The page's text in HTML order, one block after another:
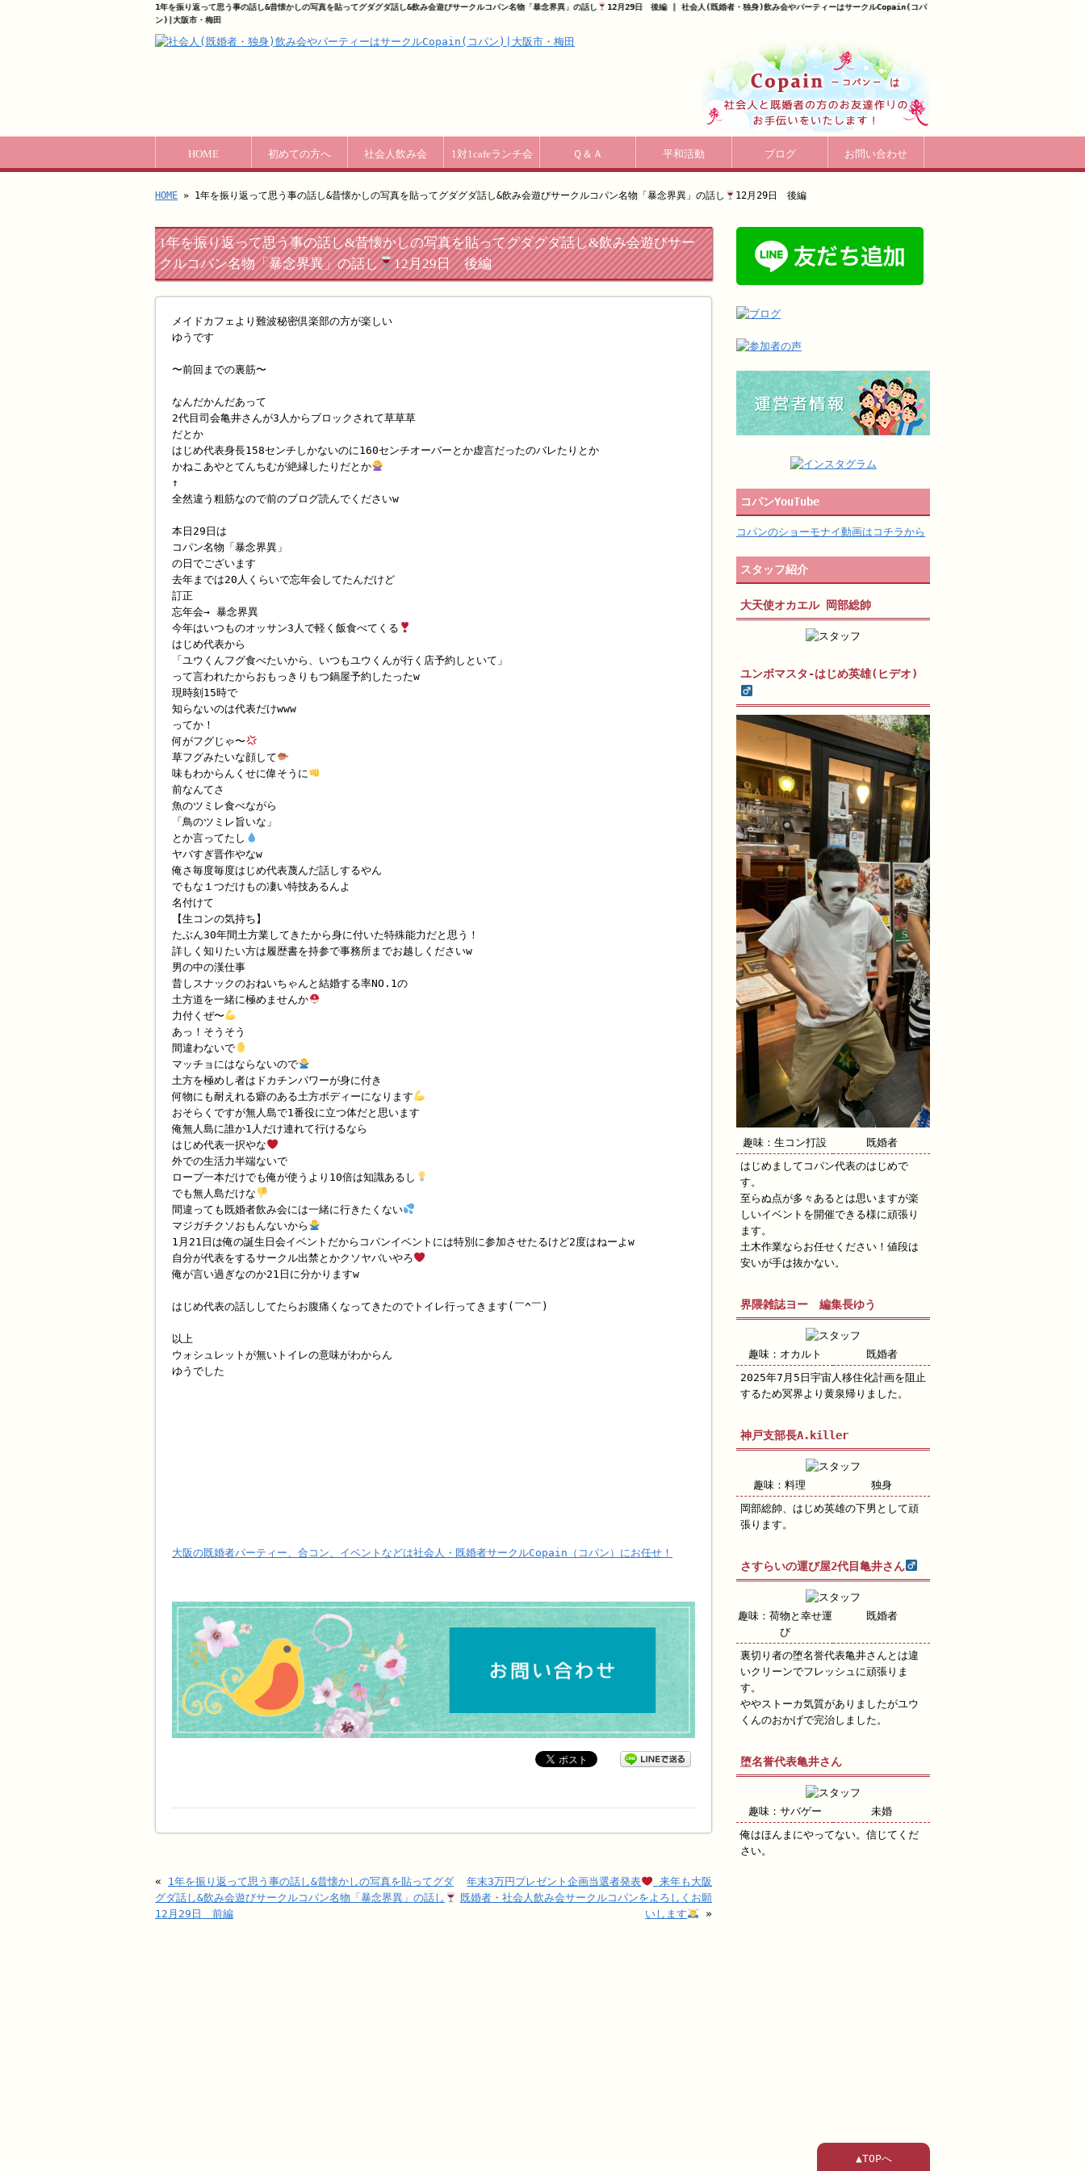
1年を振り返って思う事の話し&昔懐かしの写真を貼ってグダグダ話し&飲み会遊びサークルコパン名物「暴念界異」の話し
12月29日 後編 | 社会人(既婚者・独身)飲み会やパーティーはサークルCopain(コパ
ン)|大阪市・梅田
HOME 初めての方へ 社会人飲み会 1対1cafeランチ会 Ｑ＆Ａ 平和活動 ブログ お問い合わせ
HOME » 1年を振り返って思う事の話し&昔懐かしの写真を貼ってグダグダ話し&飲み会遊びサークルコパン名物「暴念界異」の話し 12月29日 後編
1年を振り返って思う事の話し&昔懐かしの写真を貼ってグダグダ話し&飲み会遊びサー
クルコパン名物「暴念界異」の話し
12月29日 後編
メイドカフェより難波秘密倶楽部の方が楽しい
ゆうです
〜前回までの裏筋〜
なんだかんだあって
2代目司会亀井さんが3人からブロックされて草草草
だとか
はじめ代表身長158センチしかないのに160センチオーバーとか虚言だったのバレたりとか
かねこあやとてんちむが絶縁したりだとか
↑
全然違う粗筋なので前のブログ読んでくださいw
本日29日は
コパン名物「暴念界異」
の日でございます
去年までは20人くらいで忘年会してたんだけど
訂正
忘年会→ 暴念界異
今年はいつものオッサン3人で軽く飯食べてくる
はじめ代表から
「ユウくんフグ食べたいから、いつもユウくんが行く店予約しといて」
って言われたからおもっきりもつ鍋屋予約したったw
現時刻15時で
知らないのは代表だけwww
ってか！
何がフグじゃ〜
草フグみたいな顔して
味もわからんくせに偉そうに
前なんてさ
魚のツミレ食べながら
「鳥のツミレ旨いな」
とか言ってたし
ヤバすぎ晋作やなw
俺さ毎度毎度はじめ代表蔑んだ話しするやん
でもな１つだけもの凄い特技あるんよ
名付けて
【生コンの気持ち】
たぶん30年間土方業してきたから身に付いた特殊能力だと思う！
詳しく知りたい方は履歴書を持参で事務所までお越しくださいw
男の中の漢仕事
昔しスナックのおねいちゃんと結婚する率NO.1の
土方道を一緒に極めませんか
力付くぜ〜
あっ！そうそう
間違わないで
マッチョにはならないので
土方を極めし者はドカチンパワーが身に付き
何物にも耐えれる癖のある土方ボディーになります
おそらくですが無人島で1番役に立つ体だと思います
俺無人島に誰か1人だけ連れて行けるなら
はじめ代表一択やな
外での生活力半端ないで
ロープ一本だけでも俺が使うより10倍は知識あるし
でも無人島だけな
間違っても既婚者飲み会には一緒に行きたくない
マジガチクソおもんないから
1月21日は俺の誕生日会イベントだからコパンイベントには特別に参加させたるけど2度はねーよw
自分が代表をするサークル出禁とかクソヤバいやろ
俺が言い過ぎなのか21日に分かりますw
はじめ代表の話ししてたらお腹痛くなってきたのでトイレ行ってきます(￣^￣)ゞ
以上
ウォシュレットが無いトイレの意味がわからん
ゆうでした
大阪の既婚者パーティー、合コン、イベントなどは社会人・既婚者サークルCopain（コパン）にお任せ！
« 1年を振り返って思う事の話し&昔懐かしの写真を貼ってグダ
グダ話し&飲み会遊びサークルコパン名物「暴念界異」の話し
12月29日 前編
年末3万円プレゼント企画当選者発表
来年も大阪
既婚者・社会人飲み会サークルコパンをよろしくお願
いします
»
コパンYouTube
コパンのショーモナイ動画はコチラから
スタッフ紹介
大天使オカエル 岡部総帥
ユンボマスタ-はじめ英雄(ヒデオ)
趣味：生コン打設
既婚者
はじめましてコパン代表のはじめで
す。
至らぬ点が多々あるとは思いますが楽
しいイベントを開催できる様に頑張り
ます。
土木作業ならお任せください！値段は
安いが手は抜かない。
界隈雑誌ヨー 編集長ゆう
趣味：オカルト
既婚者
2025年7月5日宇宙人移住化計画を阻止
するため冥界より黄泉帰りました。
神戸支部長A.killer
趣味：料理
独身
岡部総帥、はじめ英雄の下男として頑
張ります。
さすらいの運び屋2代目亀井さん
趣味：荷物と幸せ運
び
既婚者
裏切り者の堕名誉代表亀井さんとは違
いクリーンでフレッシュに頑張りま
す。
ややストーカ気質がありましたがユウ
くんのおかげで完治しました。
堕名誉代表亀井さん
趣味：サバゲー
未婚
俺はほんまにやってない。信じてくだ
さい。
▲TOPへ